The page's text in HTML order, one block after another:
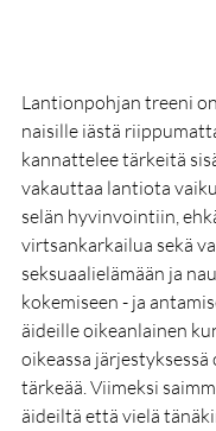
Lantionpohjan treeni
naisille iästä
kannattelee tärkeitä
vakauttaa lantiota
selän hyvinvointiin,
virtsankarkailua sekä
seksuaalielämään ja
kokemiseen - ja
äideille oikeanlainen
oikeassa järjestyksessä
tärkeää. Viimeksi
äideiltä että vielä